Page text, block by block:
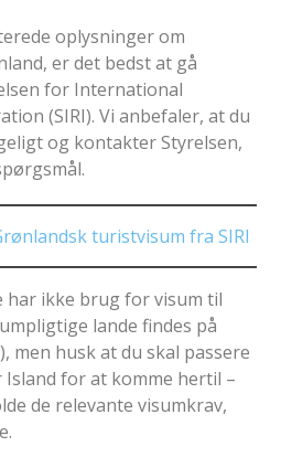
oplysninger om
er det bedst at gå
for International
(SIRI). Vi anbefaler, at du
og kontakter Styrelsen,
turistvisum fra SIRI
har ikke brug for visum til
lande findes på
men husk at du skal passere
for at komme hertil –
de relevante visumkrav,